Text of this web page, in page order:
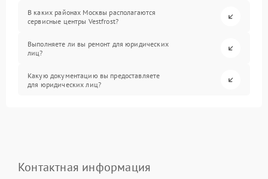
В каких районах Москвы располагаются
сервисные центры Vestfrost?
Выполняете ли вы ремонт для юридических
лиц?
Какую документацию вы предоставляете
для юридических лиц?
Контактная информация